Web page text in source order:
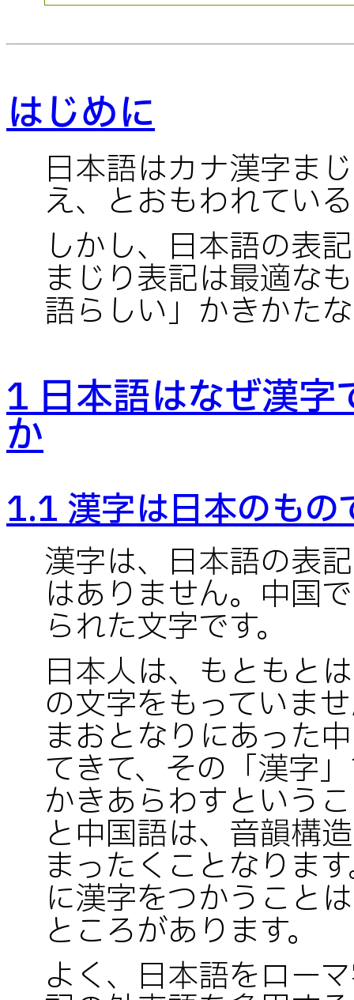
はじめに
日本語はカナ漢字ま
え、とおもわれてい
しかし、日本語の表
まじり表記は最適な
語らしい」かきかた
1 日本語はなぜ漢字
か
1.1 漢字は日本のもの
漢字は、日本語の表
はありません。中国
られた文字です。
日本人は、もともと
の文字をもっていま
まおとなりにあった
てきて、その「漢字
かきあらわすという
と中国語は、音韻構
まったくことなりま
に漢字をつかうこと
ところがあります。
よく、日本語をロー